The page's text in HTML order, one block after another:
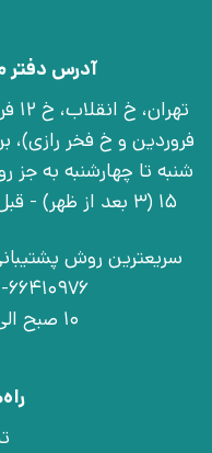
آدرس دفتر
15 (3 بعد از ظهر) - قبل از تشریف آوردن تماس بگیرید
سریعترین روش
021-66410976 | 09030925756
10 صبح الی 15 (3 بعد از ظهر)